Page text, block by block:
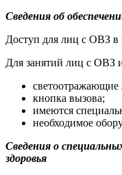
Сведения об
Доступ для лиц с ОВЗ в
Для занятий лиц с ОВЗ
светоотражающие
кнопка вызова;
имеются
необходимое
Сведения о
здоровья